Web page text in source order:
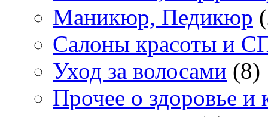
Маникюр, Педикюр
Салоны красоты и
Уход за волосами (8)
Прочее о здоровье и